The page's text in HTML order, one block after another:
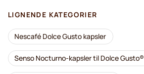
LIGNENDE KATEGORIER
Nescafé Dolce Gusto kapsler
Senso Nocturno-kapsler til Dolce Gusto®